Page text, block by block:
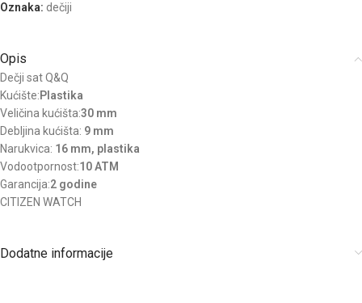
Oznaka: dečiji
Opis
Dečji sat Q&Q
Kućište:Plastika
Veličina kućišta:30 mm
Debljina kućišta: 9 mm
Narukvica: 16 mm, plastika
Vodootpornost:10 ATM
Garancija:2 godine
CITIZEN WATCH
Dodatne informacije